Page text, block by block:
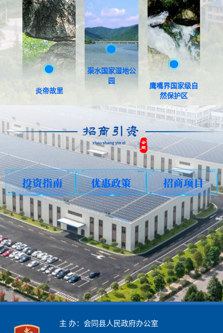
炎帝故里
渠水国家湿地公
园
鹰嘴界国家级自
然保护区
主 办：会同县人民政府办公室